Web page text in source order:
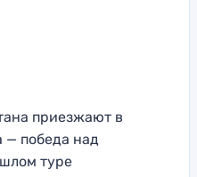
приезжают в
— победа над
туре